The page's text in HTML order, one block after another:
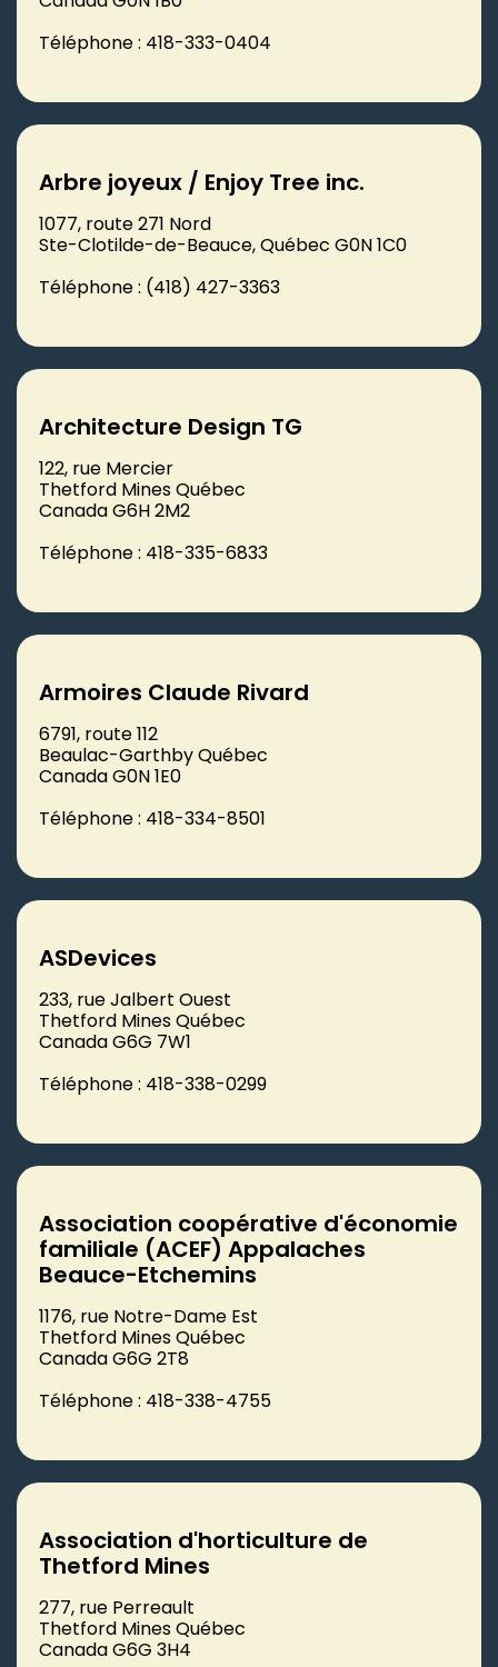
Téléphone : 418-333-0404
Arbre joyeux / Enjoy Tree inc.
1077, route 271 Nord
Ste-Clotilde-de-Beauce, Québec G0N 1C0
Téléphone : (418) 427-3363
Architecture Design TG
122, rue Mercier
Thetford Mines Québec
Canada G6H 2M2
Téléphone : 418-335-6833
Armoires Claude Rivard
6791, route 112
Beaulac-Garthby Québec
Canada G0N 1E0
Téléphone : 418-334-8501
ASDevices
233, rue Jalbert Ouest
Thetford Mines Québec
Canada G6G 7W1
Téléphone : 418-338-0299
Association coopérative d'économie
familiale (ACEF) Appalaches
Beauce-Etchemins
1176, rue Notre-Dame Est
Thetford Mines Québec
Canada G6G 2T8
Téléphone : 418-338-4755
Association d'horticulture de
Thetford Mines
277, rue Perreault
Thetford Mines Québec
Canada G6G 3H4